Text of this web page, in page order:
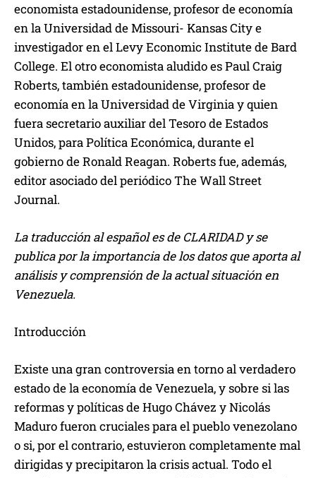
economista estadounidense, profesor de economía
en la Universidad de Missouri- Kansas City e
investigador en el Levy Economic Institute de Bard
College. El otro economista aludido es Paul Craig
Roberts, también estadounidense, profesor de
economía en la Universidad de Virginia y quien
fuera secretario auxiliar del Tesoro de Estados
Unidos, para Política Económica, durante el
gobierno de Ronald Reagan. Roberts fue, además,
editor asociado del periódico The Wall Street
Journal.
La traducción al español es de CLARIDAD y se
publica por la importancia de los datos que aporta al
análisis y comprensión de la actual situación en
Venezuela.
Introducción
Existe una gran controversia en torno al verdadero
estado de la economía de Venezuela, y sobre si las
reformas y políticas de Hugo Chávez y Nicolás
Maduro fueron cruciales para el pueblo venezolano
o si, por el contrario, estuvieron completamente mal
dirigidas y precipitaron la crisis actual. Todo el